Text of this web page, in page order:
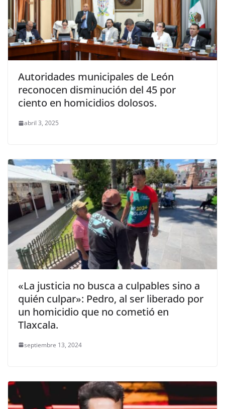
Autoridades municipales de León
reconocen disminución del 45 por
ciento en homicidios dolosos.
abril 3, 2025
«La justicia no busca a culpables sino a
quién culpar»: Pedro, al ser liberado por
un homicidio que no cometió en
Tlaxcala.
septiembre 13, 2024